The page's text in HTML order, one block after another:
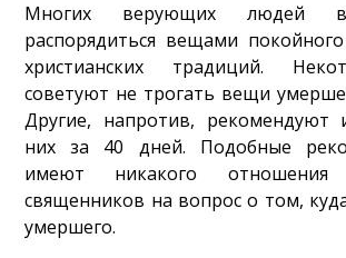
Многих верующих людей
распорядиться вещами
христианских традиций.
советуют не трогать вещи
Другие, напротив, рекомендуют
них за 40 дней. Подобные
имеют никакого
священников на вопрос о том,
умершего.